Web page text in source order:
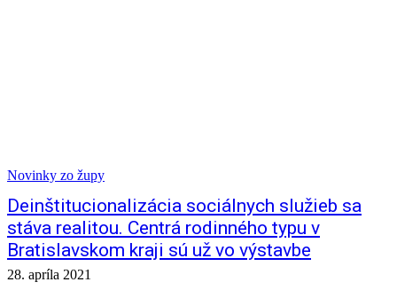
Novinky zo župy
Deinštitucionalizácia sociálnych služieb sa
stáva realitou. Centrá rodinného typu v
Bratislavskom kraji sú už vo výstavbe
28. apríla 2021